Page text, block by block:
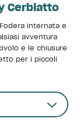
Cerbiatto
internata e
avventura
e le chiusure
per i piccoli